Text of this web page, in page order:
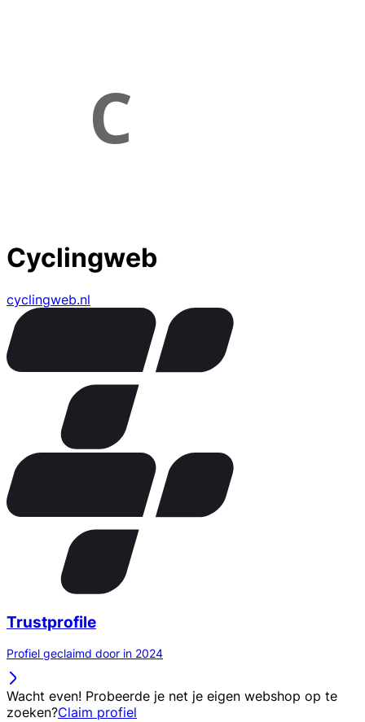
Cyclingweb
cyclingweb.nl
Trustprofile
Profiel geclaimd door in 2024
Wacht even! Probeerde je net je eigen webshop op te
zoeken?Claim profiel